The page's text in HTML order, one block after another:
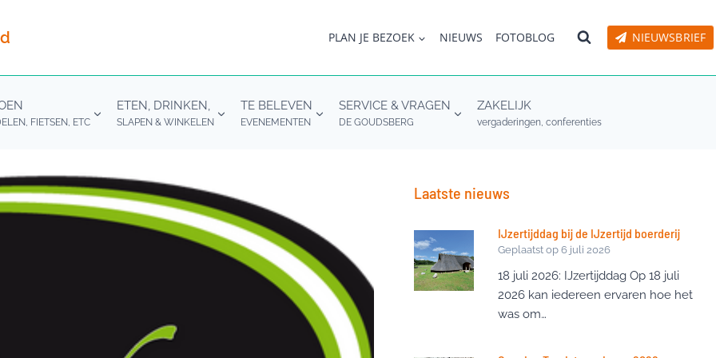
PLAN JE BEZOEK NIEUWS FOTOBLOG NIEUWSBRIEF
FIETSEN, ETC
ETEN, DRINKEN,
SLAPEN & WINKELEN
TE BELEVEN
EVENEMENTEN
SERVICE & VRAGEN
DE GOUDSBERG
ZAKELIJK
vergaderingen, conferenties
Laatste nieuws
IJzertijddag bij de IJzertijd boerderij
Geplaatst op6 juli 2026
18 juli 2026: IJzertijddag Op 18 juli
2026 kan iedereen ervaren hoe het
was om…